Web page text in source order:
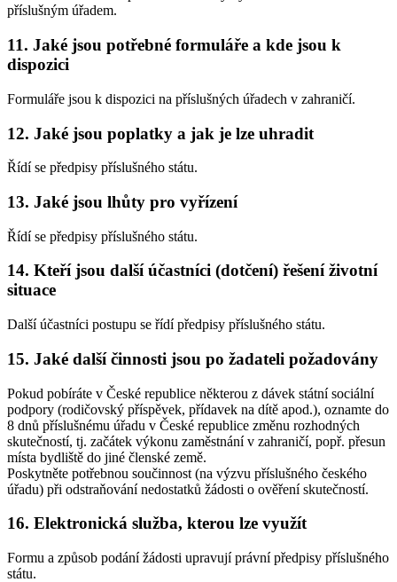
příslušným úřadem.
11. Jaké jsou potřebné formuláře a kde jsou k
dispozici
Formuláře jsou k dispozici na příslušných úřadech v zahraničí.
12. Jaké jsou poplatky a jak je lze uhradit
Řídí se předpisy příslušného státu.
13. Jaké jsou lhůty pro vyřízení
Řídí se předpisy příslušného státu.
14. Kteří jsou další účastníci (dotčení) řešení životní
situace
Další účastníci postupu se řídí předpisy příslušného státu.
15. Jaké další činnosti jsou po žadateli požadovány
Pokud pobíráte v České republice některou z dávek státní sociální
podpory (rodičovský příspěvek, přídavek na dítě apod.), oznamte do
8 dnů příslušnému úřadu v České republice změnu rozhodných
skutečností, tj. začátek výkonu zaměstnání v zahraničí, popř. přesun
místa bydliště do jiné členské země.
Poskytněte potřebnou součinnost (na výzvu příslušného českého
úřadu) při odstraňování nedostatků žádosti o ověření skutečností.
16. Elektronická služba, kterou lze využít
Formu a způsob podání žádosti upravují právní předpisy příslušného
státu.